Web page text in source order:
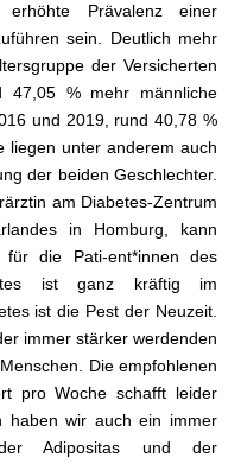
Prävalenz einer
sein. Deutlich mehr
der Versicherten
% mehr männliche
und 2019, rund 40,78 %
liegen unter anderem auch
der beiden Geschlechter.
am Diabetes-Zentrum
in Homburg, kann
für die Pati-ent*innen des
ist ganz kräftig im
ist die Pest der Neuzeit.
immer stärker werdenden
Die empfohlenen
pro Woche schafft leider
haben wir auch ein immer
Adipositas und der